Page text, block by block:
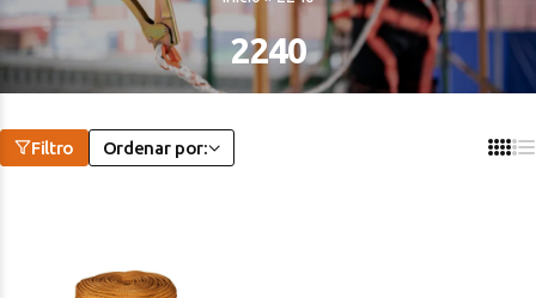
2240
Filtro Ordenar por:
ItaMaxx